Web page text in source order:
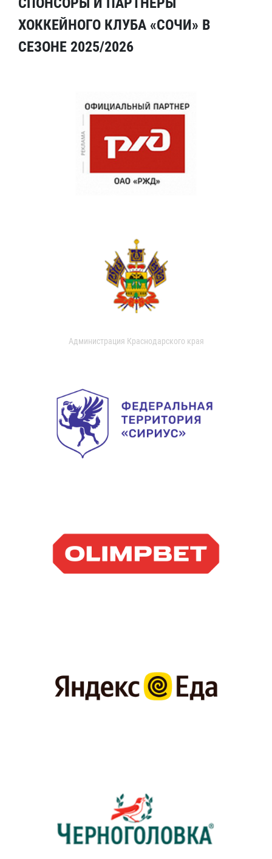
ХОККЕЙНОГО КЛУБА «СОЧИ» В
СЕЗОНЕ 2025/2026
Администрация Краснодарского края